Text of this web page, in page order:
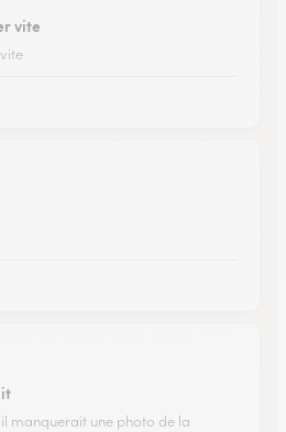
vite
manquerait une photo de la